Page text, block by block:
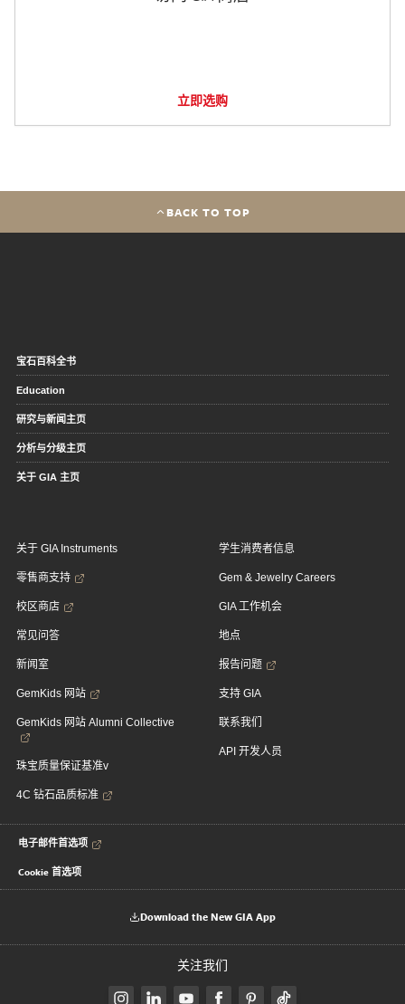
立即选购
BACK TO TOP
宝石百科全书
Education
研究与新闻主页
分析与分级主页
关于 GIA 主页
关于 GIA Instruments
零售商支持
校区商店
常见问答
新闻室
GemKids 网站
GemKids 网站 Alumni Collective
珠宝质量保证基准v
4C 钻石品质标准
学生消费者信息
Gem & Jewelry Careers
GIA 工作机会
地点
报告问题
支持 GIA
联系我们
API 开发人员
电子邮件首选项
Cookie 首选项
Download the New GIA App
关注我们